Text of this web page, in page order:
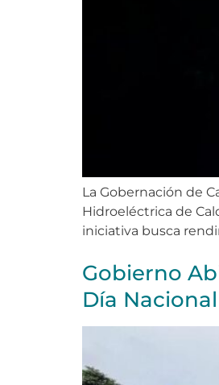
La Gobernación de
Hidroeléctrica de
iniciativa busca
Gobierno
Día